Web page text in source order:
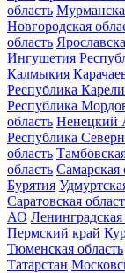
область
Новгородская
область
Ингушетия
Калмыкия
Республика
Республика
область Ненецкий
Республика
область
область Самарская
Бурятия
Саратовская
АО Ленинградская
Пермский край
Тюменская область
Татарстан